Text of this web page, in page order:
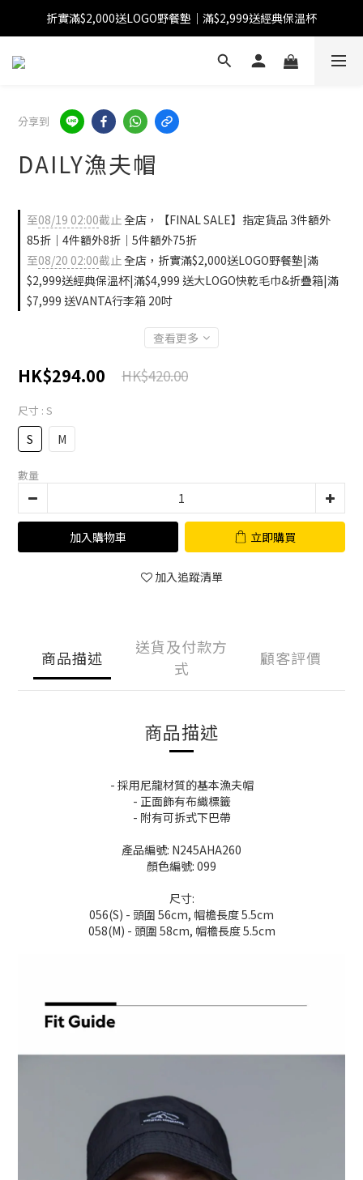
【FINAL SALE】指定商品低至38折
折實滿$2,000送LOGO野餐墊｜滿$2,999送經典保溫杯
【FINAL SALE】全單免運費
分享到
DAILY漁夫帽
至08/19 02:00截止全店，【FINAL SALE】指定貨品 3件額外
85折｜4件額外8折｜5件額外75折
至08/20 02:00截止全店，折實滿$2,000送LOGO野餐墊|滿
$2,999送經典保溫杯|滿$4,999 送大LOGO快乾毛巾&折疊箱|滿
$7,999 送VANTA行李箱 20吋
查看更多
HK$294.00 HK$420.00
尺寸 : S
S M
數量
加入購物車 立即購買
加入追蹤清單
商品描述
送貨及付款方
式
顧客評價
商品描述
- 採用尼龍材質的基本漁夫帽
- 正面飾有布織標籤
- 附有可拆式下巴帶
產品編號: N245AHA260
顏色編號: 099
尺寸:
056(S) - 頭圍 56cm, 帽檐長度 5.5cm
058(M) - 頭圍 58cm, 帽檐長度 5.5cm